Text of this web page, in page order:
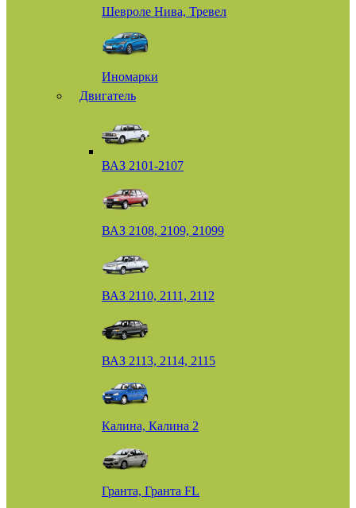
Шевроле Нива, Тревел
Иномарки
Двигатель
ВАЗ 2101-2107
ВАЗ 2108, 2109, 21099
ВАЗ 2110, 2111, 2112
ВАЗ 2113, 2114, 2115
Калина, Калина 2
Гранта, Гранта FL